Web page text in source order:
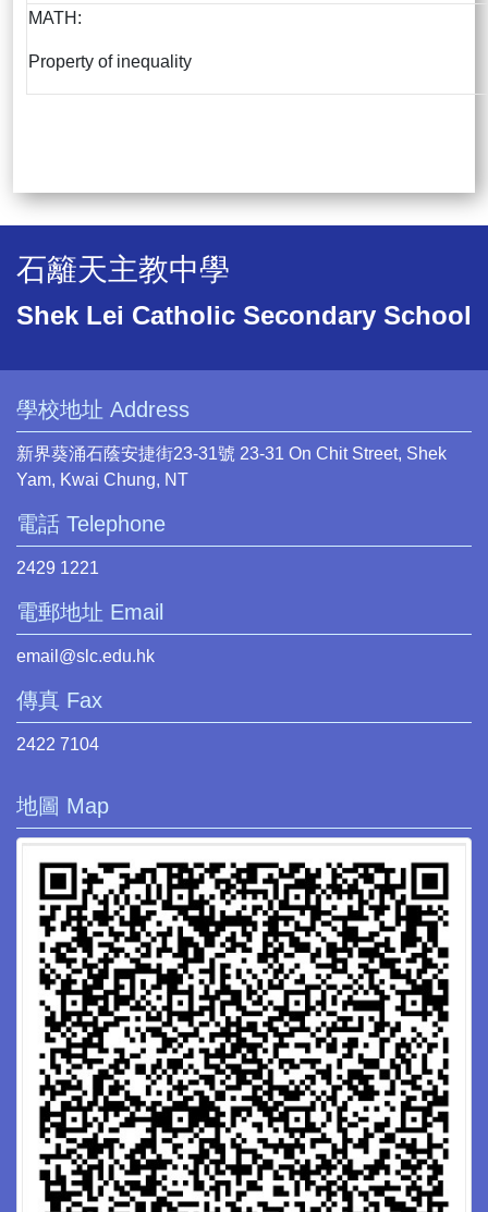
MATH:
Property of inequality
石籬天主教中學
Shek Lei Catholic Secondary School
學校地址 Address
新界葵涌石蔭安捷街23-31號 23-31 On Chit Street, Shek
Yam, Kwai Chung, NT
電話 Telephone
2429 1221
電郵地址 Email
email@slc.edu.hk
傳真 Fax
2422 7104
地圖 Map